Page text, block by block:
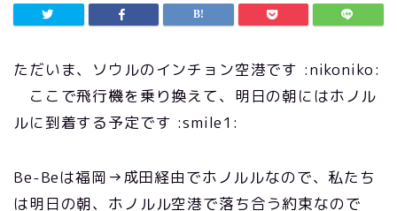
ただいま、ソウルのインチョン空港です :nikoniko:
ここで飛行機を乗り換えて、明日の朝にはホノル
ルに到着する予定です :smile1:
Be-Beは福岡→成田経由でホノルルなので、私たち
は明日の朝、ホノルル空港で落ち合う約束なので